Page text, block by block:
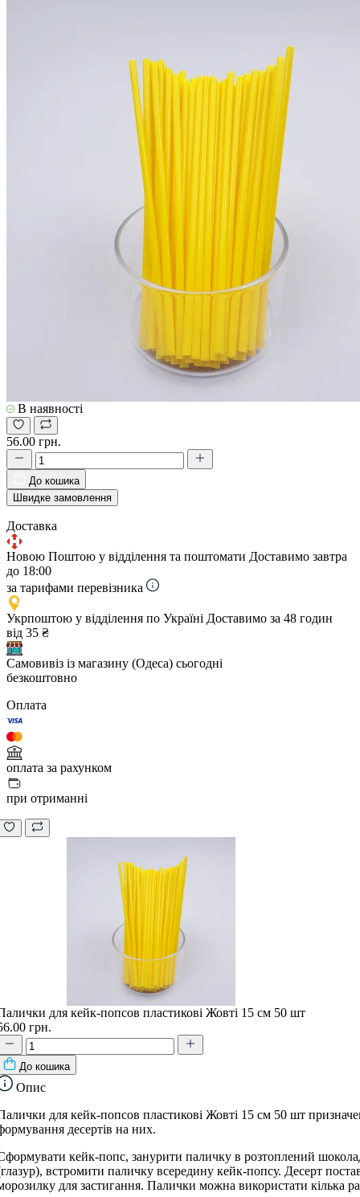
В наявності
56.00 грн.
До кошика
Швидке замовлення
Доставка
Новою Поштою у відділення та поштомати Доставимо завтра
до 18:00
за тарифами перевізника
Укрпоштою у відділення по Україні Доставимо за 48 годин
від 35 ₴
Самовивіз із магазину (Одеса) сьогодні
безкоштовно
Оплата
оплата за рахунком
при отриманні
для кейк-попсов пластикові Жовті 15 см 50 шт
грн.
До кошика
Опис
для кейк-попсов пластикові Жовті 15 см 50 шт
десертів на них.
кейк-попс, занурити паличку в розтоплений
встромити паличку всередину кейк-попсу. Десерт
для застигання. Палички можна використати кілька